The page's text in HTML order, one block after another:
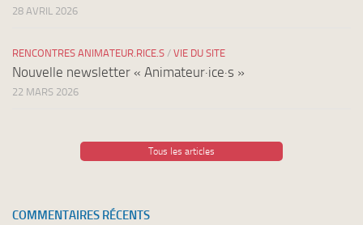
28 AVRIL 2026
RENCONTRES ANIMATEUR.RICE.S / VIE DU SITE
Nouvelle newsletter « Animateur·ice·s »
22 MARS 2026
Tous les articles
COMMENTAIRES RÉCENTS